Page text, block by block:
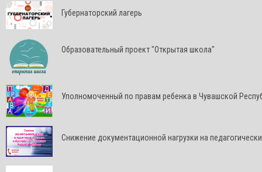
Губернаторский лагерь
Образовательный проект "Открытая школа"
Уполномоченный по правам ребенка в Чувашской
Снижение документационной нагрузки на